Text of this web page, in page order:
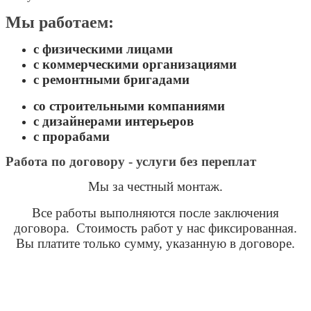
Мы работаем:
с физическими лицами
с коммерческими организациями
с ремонтными бригадами
со строительными компаниями
с дизайнерами интерьеров
с прорабами
Работа по договору - услуги без переплат
Мы за честный монтаж.
Все работы выполняются после заключения
договора. Стоимость работ у нас фиксированная.
Вы платите только сумму, указанную в договоре.